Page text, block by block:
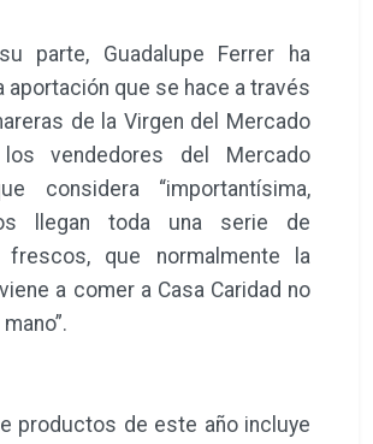
Guadalupe Ferrer ha
aportación que se hace a través
de la Virgen del Mercado
vendedores del Mercado
considera “importantísima,
llegan toda una serie de
frescos, que normalmente la
a comer a Casa Caridad no
productos de este año incluye